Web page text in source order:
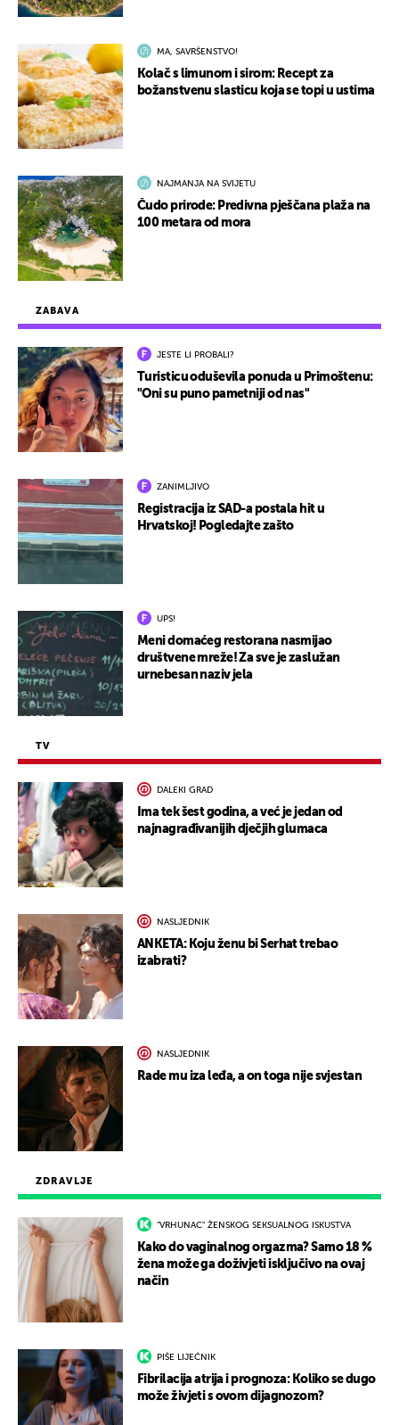
ZDRAVLJE
"VRHUNAC" ŽENSKOG SEKSUALNOG ISKUSTVA
Kako do vaginalnog orgazma? Samo 18 %
žena može ga doživjeti isključivo na ovaj
način
PIŠE LIJEČNIK
Fibrilacija atrija i prognoza: Koliko se dugo
može živjeti s ovom dijagnozom?
ZABAVA
JESTE LI PROBALI?
Turisticu oduševila ponuda u Primoštenu:
"Oni su puno pametniji od nas"
ZANIMLJIVO
Registracija iz SAD-a postala hit u
Hrvatskoj! Pogledajte zašto
UPS!
Meni domaćeg restorana nasmijao
društvene mreže! Za sve je zaslužan
urnebesan naziv jela
TV
DALEKI GRAD
Ima tek šest godina, a već je jedan od
najnagrađivanijih dječjih glumaca
NASLJEDNIK
ANKETA: Koju ženu bi Serhat trebao
izabrati?
NASLJEDNIK
Rade mu iza leđa, a on toga nije svjestan
MA, SAVRŠENSTVO!
Kolač s limunom i sirom: Recept za
božanstvenu slasticu koja se topi u ustima
NAJMANJA NA SVIJETU
Čudo prirode: Predivna pješčana plaža na
100 metara od mora